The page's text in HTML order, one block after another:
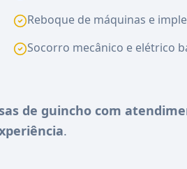
Reboque de máquinas e
Socorro mecânico e elétrico
de guincho com
.